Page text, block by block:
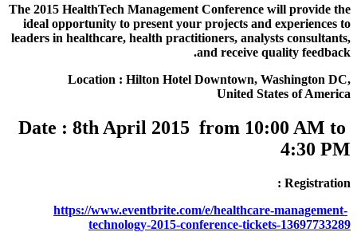
The 2015 HealthTech Management Conference will provide the
ideal opportunity to present your projects and experiences to
leaders in healthcare, health practitioners, analysts consultants,
and receive quality feedback.
Location : Hilton Hotel Downtown, Washington DC,
United States of America
Date : 8th April 2015 from 10:00 AM to
4:30 PM
Registration :
https://www.eventbrite.com/e/healthcare-management-
technology-2015-conference-tickets-13697733289